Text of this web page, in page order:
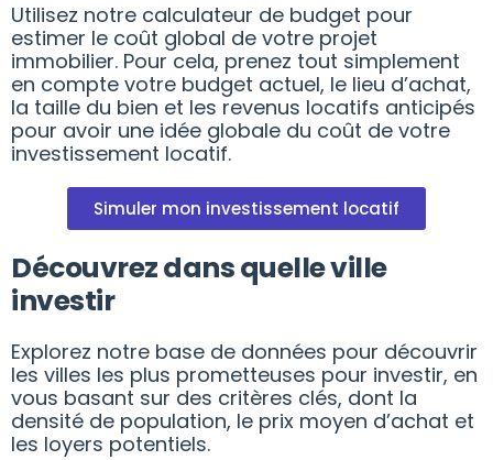
Utilisez notre calculateur de budget pour
estimer le coût global de votre projet
immobilier. Pour cela, prenez tout simplement
en compte votre budget actuel, le lieu d’achat,
la taille du bien et les revenus locatifs anticipés
pour avoir une idée globale du coût de votre
investissement locatif.
Simuler mon investissement locatif
Découvrez dans quelle ville
investir
Explorez notre base de données pour découvrir
les villes les plus prometteuses pour investir, en
vous basant sur des critères clés, dont la
densité de population, le prix moyen d’achat et
les loyers potentiels.